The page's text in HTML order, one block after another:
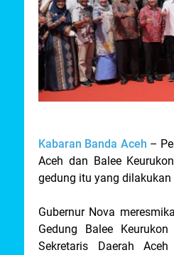
Kabaran Banda Aceh –
Aceh dan Balee
gedung itu yang
Gubernur Nova
Gedung Balee
Sekretaris Daerah